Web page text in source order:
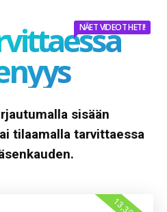
NÄET VIDEOT HETI!
sisään
tilaamalla tarvittaessa